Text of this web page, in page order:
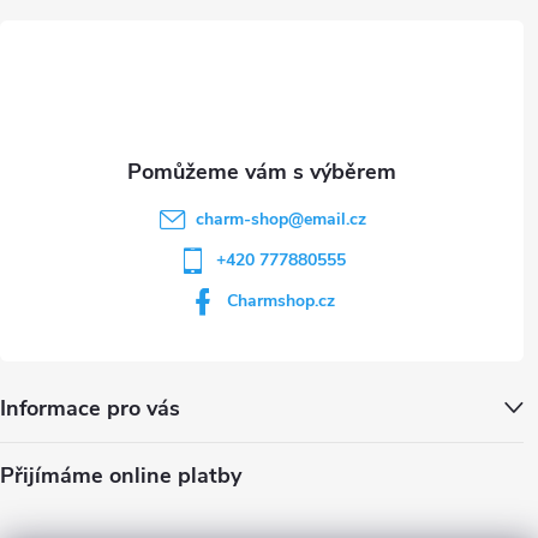
charm-shop@email.cz
+420 777880555
Charmshop.cz
Informace pro vás
Přijímáme online platby